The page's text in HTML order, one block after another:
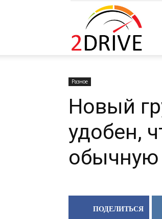
Разное
Новый
удобен,
обычную
ПОДЕЛИТЬСЯ